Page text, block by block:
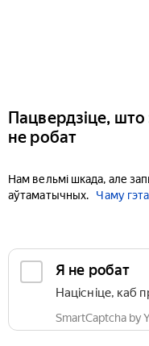
Пацвердзіце, што
не робат
Нам вельмі шкада, але
аўтаматычных.
Чаму
Я не робат
Націсніце, каб
SmartCaptcha by